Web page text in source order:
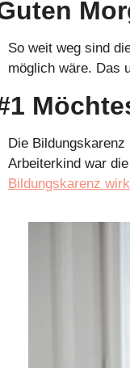
So weit weg sind
möglich wäre. Das
Die
Arbeiterkind war
Bildungskarenz